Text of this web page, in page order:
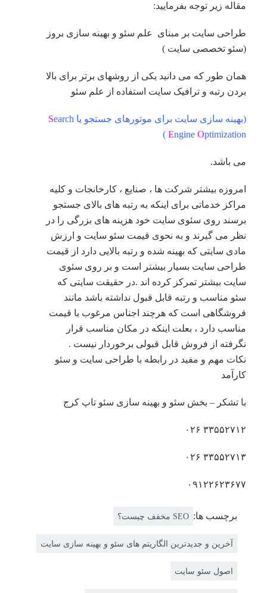
مقاله زیر توجه بفرمایید:
طراحی سایت بر مبنای علم سئو و بهینه سازی بروز
(سئو تخصصی سایت )
همان طور که می دانید یکی از روشهای برتر برای بالا
بردن رتبه و ترافیک سایت استفاده از علم سئو
(بهینه سازی سایت برای موتورهای جستجو یا Search
Engine Optimization )
می باشد.
امروزه بیشتر شرکت ها ، صنایع ، کارخانجات و کلیه
مراکز خدماتی برای اینکه به رتبه های بالای جستجو
برسند روی سئوی سایت خود هزینه های بزرگی را در
نظر می گیرند و به نحوی قیمت سئو سایت و ارزش
مادی سایتی که بهینه شده و رتبه بالایی دارد از قیمت
طراحی سایت بسیار بیشتر است و بر روی سئوی
سایت بیشتر تمرکز کرده اند .در حقیقت سایتی که
سئو مناسب و رتبه قابل قبول نداشته باشد مانند
فروشگاهی است که هرچند اجناس مرغوب با قیمت
مناسب دارد ، بعلت اینکه در مکان مناسب قرار
نگرفته از فروش قابل قبولی برخوردار نیست .
نکات مهم و مفید در رابطه با طراحی سایت و سئو
کارآمد
با تشکر – بخش سئو و بهینه سازی سئو تاپ کرج
۳۳۵۵۲۷۱۲ ۰۲۶
۳۳۵۵۲۷۱۳ ۰۲۶
۰۹۱۲۲۶۲۳۶۷۷
برچسب ها: SEO مخفف چیست؟
آخرین و جدیدترین الگاریتم های سئو و بهینه سازی سایت
اصول سئو سایت